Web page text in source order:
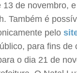
13 de novembro,
Também é
pelo
para fins de
o dia 21 de